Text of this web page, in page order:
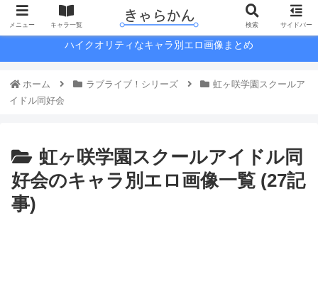
ハイクオリティなキャラ別エロ画像まとめ
ホーム ラブライブ！シリーズ
虹ヶ咲学園スクールア
イドル同好会
虹ヶ咲学園スクールアイドル同
好会のキャラ別エロ画像一覧 (27記
事)
メニュー キャラ一覧 検索 サイドバー